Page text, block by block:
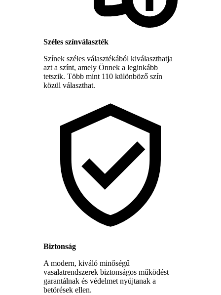
Széles színválaszték
Színek széles választékából kiválaszthatja
azt a színt, amely Önnek a leginkább
tetszik. Több mint 110 különböző szín
közül választhat.
Biztonság
A modern, kiváló minőségű
vasalatrendszerek biztonságos működést
garantálnak és védelmet nyújtanak a
betörések ellen.